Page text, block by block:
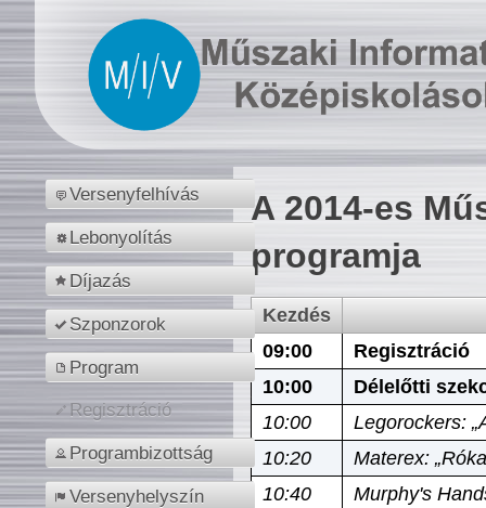
Versenyfelhívás
Lebonyolítás
Díjazás
Szponzorok
Program
Regisztráció
Programbizottság
Versenyhelyszín
A 2014-es
programja
Kezdés
09:00
Regisztráció
10:00
Délelőtti
10:00
Legorockers:
10:20
Materex:
10:40
Murphy's